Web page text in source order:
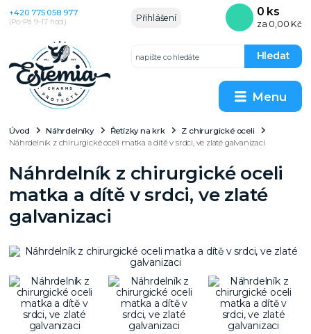
Menu
Přihlášení
Hledat
+420 775 058 977
(Po–Pá 9–17 hod.)
0 ks
za 0,00 Kč
Úvod Náhrdelníky Řetízky na krk
Z chirurgické oceli
Náhrdelník z chirurgické oceli matka a dítě v srdci, ve zlaté galvanizaci
Náhrdelník z chirurgické oceli
matka a dítě v srdci, ve zlaté
galvanizaci